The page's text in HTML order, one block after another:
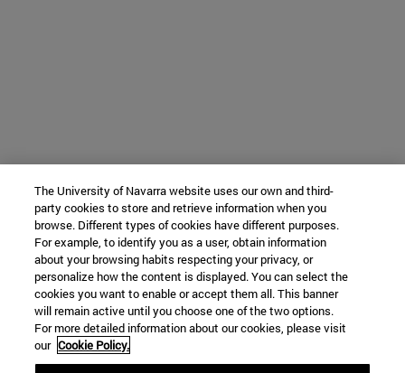
The University of Navarra website uses our own and third-
party cookies to store and retrieve information when you
browse. Different types of cookies have different purposes.
For example, to identify you as a user, obtain information
about your browsing habits respecting your privacy, or
personalize how the content is displayed. You can select the
cookies you want to enable or accept them all. This banner
will remain active until you choose one of the two options.
For more detailed information about our cookies, please visit
our Cookie Policy.